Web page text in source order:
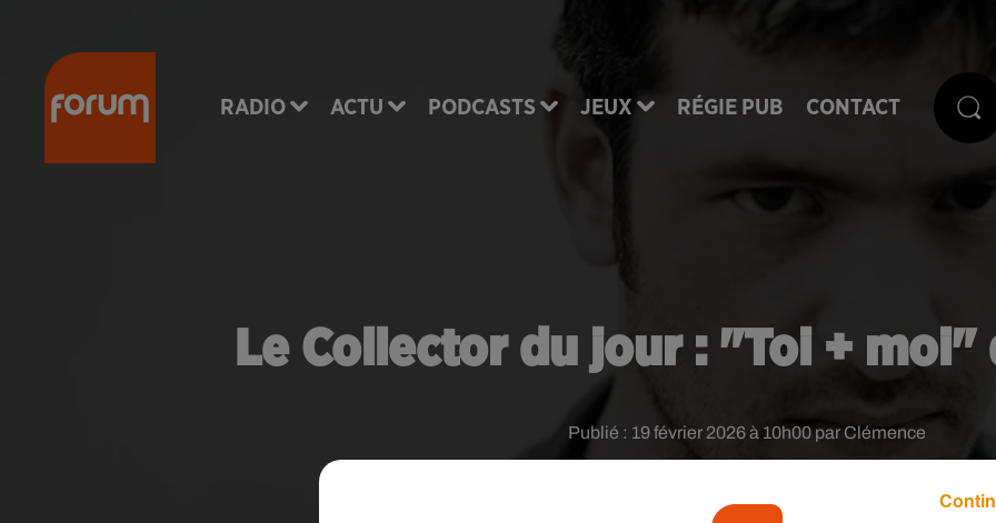
RADIO ACTU PODCASTS JEUX RÉGIE PUB CONTACT
Le Collector du jour : "Toi + moi"
Publié : 19 février 2026 à 10h00 par Clémence